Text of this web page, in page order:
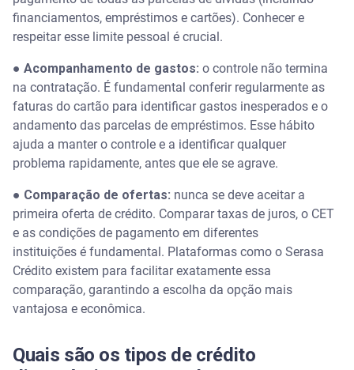
financiamentos, empréstimos e cartões). Conhecer e
respeitar esse limite pessoal é crucial.
● Acompanhamento de gastos: o controle não termina
na contratação. É fundamental conferir regularmente as
faturas do cartão para identificar gastos inesperados e o
andamento das parcelas de empréstimos. Esse hábito
ajuda a manter o controle e a identificar qualquer
problema rapidamente, antes que ele se agrave.
● Comparação de ofertas: nunca se deve aceitar a
primeira oferta de crédito. Comparar taxas de juros, o CET
e as condições de pagamento em diferentes
instituições é fundamental. Plataformas como o Serasa
Crédito existem para facilitar exatamente essa
comparação, garantindo a escolha da opção mais
vantajosa e econômica.
Quais são os tipos de crédito